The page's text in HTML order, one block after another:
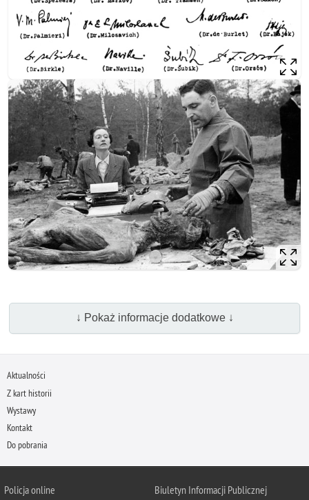
↓ Pokaż informacje dodatkowe ↓
Aktualności
Z kart historii
Wystawy
Kontakt
Do pobrania
Policjaonline Biuletyn Informacji Publicznej